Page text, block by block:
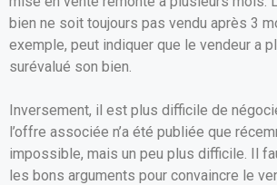
bien ne soit toujours pas vendu après 3
exemple, peut indiquer que le vendeur a
surévalué son bien.
Inversement, il est plus difficile de
l’offre associée n’a été publiée que
impossible, mais un peu plus difficile. Il
les bons arguments pour convaincre le